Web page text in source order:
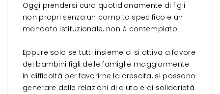
Oggi prendersi cura quotidianamente di figli
non propri senza un compito specifico e un
mandato istituzionale, non è contemplato.
Eppure solo se tutti insieme ci si attiva a favore
dei bambini figli delle famiglie maggiormente
in difficoltà per favorirne la crescita, si possono
generare delle relazioni di aiuto e di solidarietà